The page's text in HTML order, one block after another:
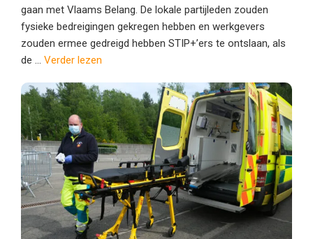
gaan met Vlaams Belang. De lokale partijleden zouden
fysieke bedreigingen gekregen hebben en werkgevers
zouden ermee gedreigd hebben STIP+’ers te ontslaan, als
de ... Verder lezen